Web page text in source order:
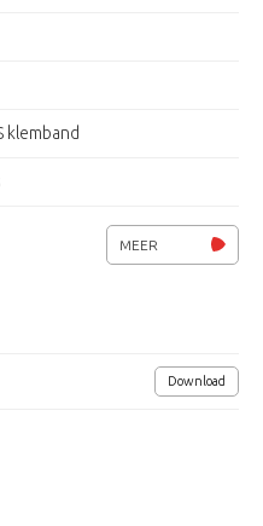
klemband
102-156mm
MEER
Download